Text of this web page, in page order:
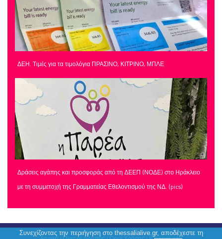
ΔΕΗ. Τιμές για τα τιμολόγια ΠΡΑΣΙΝΟ, ΚΙΤΡΙΝΟ, ΜΠΛΕ
Δράσεις αγάπης και προσφοράς από τη ΔΕΕΠ (ΝΟΔΕ) στο Ηράκλειο
με τη συμμετοχή της Γραμματείας Εθελοντισμού της ΝΔ. (pics)
Συνεχίζοντας την περιήγηση στο thessalialive.gr, αποδέχεστε τη